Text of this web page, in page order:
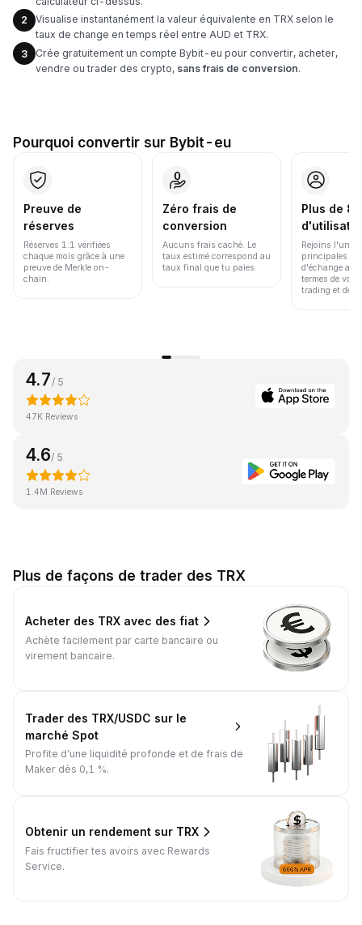
2
Visualise instantanément la valeur équivalente en TRX selon le
taux de change en temps réel entre AUD et TRX.
3
Crée gratuitement un compte Bybit-eu pour convertir, acheter,
vendre ou trader des crypto, sans frais de conversion.
Pourquoi convertir sur Bybit-eu
Preuve de
réserves
Réserves 1:1 vérifiées
chaque mois grâce à une
preuve de Merkle on-
chain.
Zéro frais de
conversion
Aucuns frais caché. Le
taux estimé correspond au
taux final que tu paies.
Plus de
Rejoins l'une
principales
d'échange au
termes de
trading et de
4.7 / 5
47K Reviews
4.6/ 5
1.4M Reviews
Plus de façons de trader des TRX
Acheter des TRX avec des fiat
Achète facilement par carte bancaire ou
virement bancaire.
Trader des TRX/USDC sur le
marché Spot
Profite d’une liquidité profonde et de frais de
Maker dès 0,1 %.
Obtenir un rendement sur TRX
Fais fructifier tes avoirs avec Rewards
Service.